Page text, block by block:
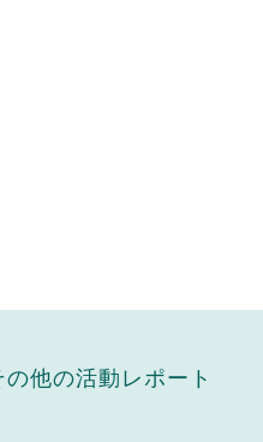
他の活動レポート